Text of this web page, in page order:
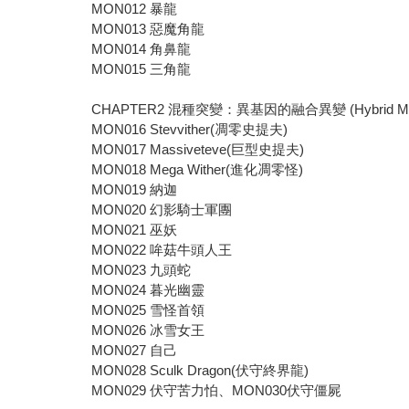
MON012 暴龍
MON013 惡魔角龍
MON014 角鼻龍
MON015 三角龍
CHAPTER2 混種突變：異基因的融合異變 (Hybrid
MON016 Stevvither(凋零史提夫)
MON017 Massiveteve(巨型史提夫)
MON018 Mega Wither(進化凋零怪)
MON019 納迦
MON020 幻影騎士軍團
MON021 巫妖
MON022 哞菇牛頭人王
MON023 九頭蛇
MON024 暮光幽靈
MON025 雪怪首領
MON026 冰雪女王
MON027 自己
MON028 Sculk Dragon(伏守終界龍)
MON029 伏守苦力怕、MON030伏守僵屍